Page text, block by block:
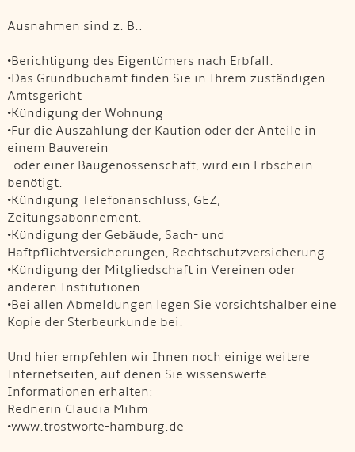
Ausnahmen sind z. B.:
•Berichtigung des Eigentümers nach Erbfall.
•Das Grundbuchamt finden Sie in Ihrem zuständigen
Amtsgericht
•Kündigung der Wohnung
•Für die Auszahlung der Kaution oder der Anteile in
einem Bauverein
oder einer Baugenossenschaft, wird ein Erbschein
benötigt.
•Kündigung Telefonanschluss, GEZ,
Zeitungsabonnement.
•Kündigung der Gebäude, Sach- und
Haftpflichtversicherungen, Rechtschutzversicherung
•Kündigung der Mitgliedschaft in Vereinen oder
anderen Institutionen
•Bei allen Abmeldungen legen Sie vorsichtshalber eine
Kopie der Sterbeurkunde bei.
Und hier empfehlen wir Ihnen noch einige weitere
Internetseiten, auf denen Sie wissenswerte
Informationen erhalten:
Rednerin Claudia Mihm
•www.trostworte-hamburg.de